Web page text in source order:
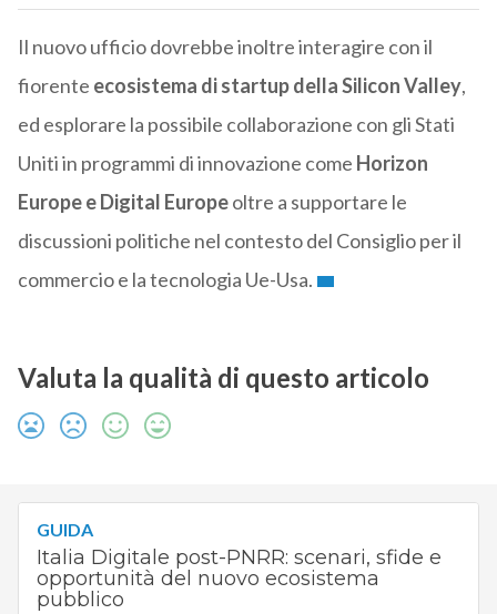
Il nuovo ufficio dovrebbe inoltre interagire con il
fiorente ecosistema di startup della Silicon Valley,
ed esplorare la possibile collaborazione con gli Stati
Uniti in programmi di innovazione come Horizon
Europe e Digital Europeoltre a supportare le
discussioni politiche nel contesto del Consiglio per il
commercio e la tecnologia Ue-Usa.
Valuta la qualità di questo articolo
GUIDA
Italia Digitale post-PNRR: scenari, sfide e
opportunità del nuovo ecosistema
pubblico